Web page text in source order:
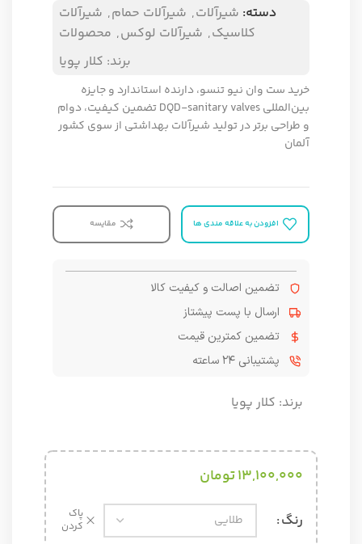
دسته: شیرآلات, شیرآلات حمام, شیرآلات
کلاسیک, شیرآلات لوکس, محصولات
برند: کلار پویا
خرید ست وان نیو تنسو، دارنده استاندارد و جایزه
بین‌المللی DQD-sanitary valves تضمین کیفیت، دوام
و طراحی برتر در تولید شیرآلات بهداشتی از سوی کشور
آلمان
افزودن به علاقه مندی ها مقایسه
تضمین اصالت و کیفیت کالا
ارسال با پست پیشتاز
تضمین کمترین قیمت
پشتیبانی ۲۴ ساعته
برند: کلار پویا
13,100,000تومان
رنگ
پاک
کردن